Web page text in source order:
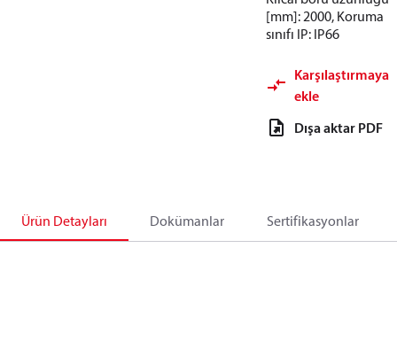
[mm]: 2000, Koruma
sınıfı IP: IP66
Karşılaştırmaya
ekle
Dışa aktar PDF
Ürün Detayları Dokümanlar Sertifikasyonlar